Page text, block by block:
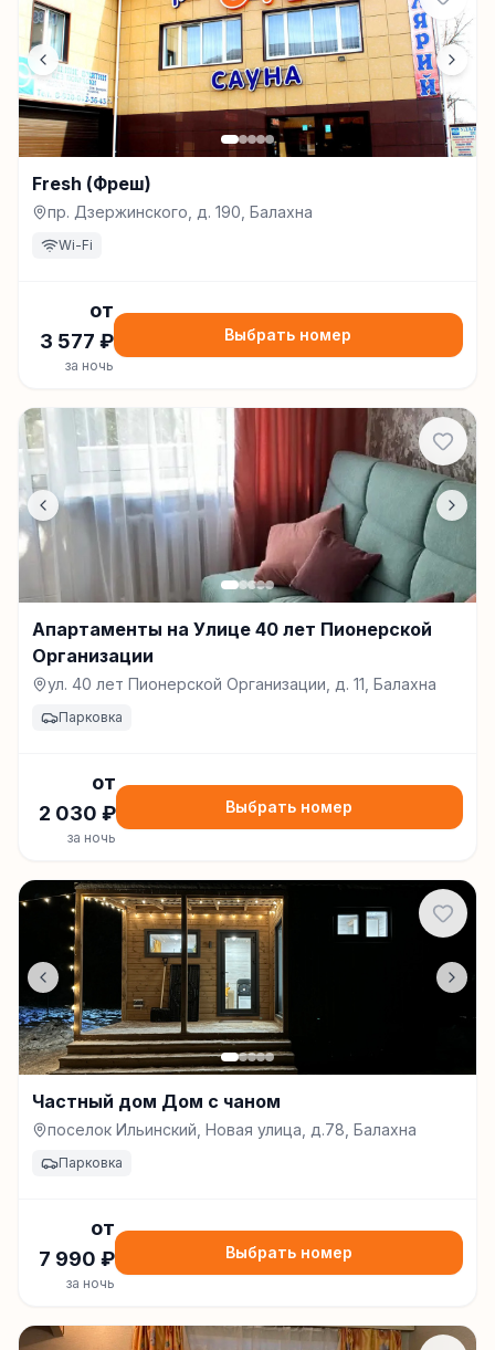
Fresh (Фреш)
пр. Дзержинского, д. 190, Балахна
Wi-Fi
от
3 577 ₽
за ночь
Выбрать номер
Апартаменты на Улице 40 лет Пионерской
Организации
ул. 40 лет Пионерской Организации, д. 11, Балахна
Парковка
от
2 030 ₽
за ночь
Выбрать номер
Частный дом Дом с чаном
поселок Ильинский, Новая улица, д.78, Балахна
Парковка
от
7 990 ₽
за ночь
Выбрать номер